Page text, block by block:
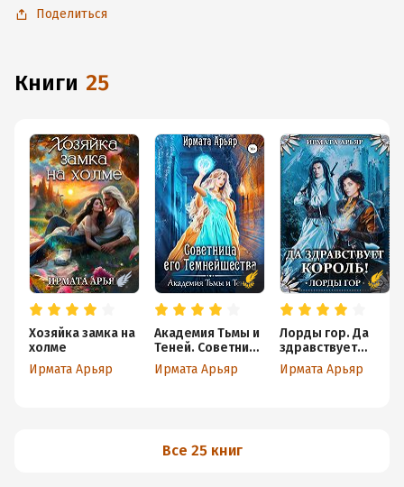
приложение для iOS или Android, чтобы не расставаться
Поделиться
книги 25
Хозяйка замка на
холме
Ирмата Арьяр
Академия Тьмы и
Теней. Советница
его
темнейшества
Ирмата Арьяр
Лорды гор. Да
здравствует
король!
Ирмата Арьяр
Все 25 книг